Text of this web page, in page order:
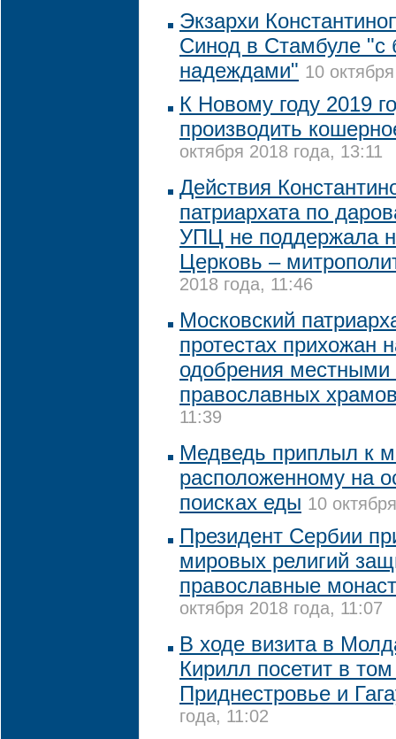
Экзархи
Синод в Стамбуле "с
надеждами" 10
К Новому году 2019
производить
октября 2018 года, 13:11
Действия
патриархата по
УПЦ не поддержала
Церковь –
2018 года, 11:46
Московский
протестах прихожан
одобрения местными
православных
11:39
Медведь приплыл к
расположенному на
поисках еды 10
Президент Сербии
мировых религий
православные
октября 2018 года, 11:07
В ходе визита в
Кирилл посетит в
Приднестровье и
года, 11:02